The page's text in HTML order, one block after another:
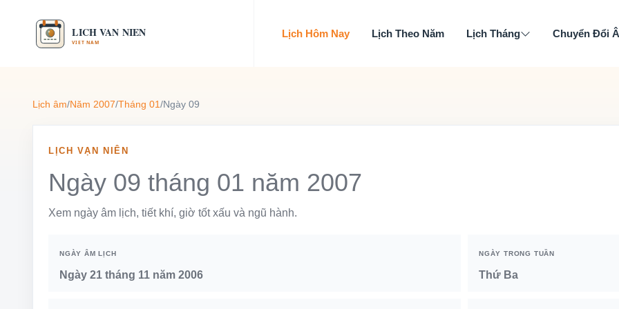
Lịch Hôm Nay Lịch Theo Năm Lịch Tháng Chuyển Đổi
Lịch âm/Năm 2007/Tháng 01/Ngày 09
LỊCH VẠN NIÊN
Ngày 09 tháng 01 năm 2007
Xem ngày âm lịch, tiết khí, giờ tốt xấu và ngũ hành.
NGÀY ÂM LỊCH
Ngày 21 tháng 11 năm 2006
NGÀY TRONG TUẦN
Thứ Ba